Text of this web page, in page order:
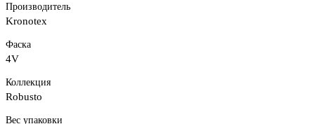
Производитель
Kronotex
Фаска
4V
Коллекция
Robusto
Вес упаковки